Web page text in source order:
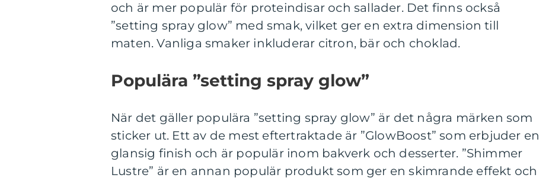
och är mer populär för proteindisar och sallader. Det finns också
”setting spray glow” med smak, vilket ger en extra dimension till
maten. Vanliga smaker inkluderar citron, bär och choklad.
Populära ”setting spray glow”
När det gäller populära ”setting spray glow” är det några märken som
sticker ut. Ett av de mest eftertraktade är ”GlowBoost” som erbjuder en
glansig finish och är populär inom bakverk och desserter. ”Shimmer
Lustre” är en annan populär produkt som ger en skimrande effekt och